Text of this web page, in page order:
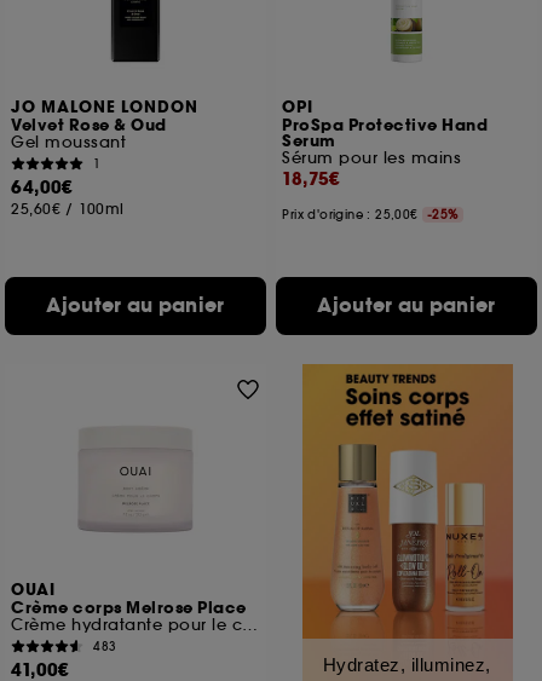
JO MALONE LONDON
Velvet Rose & Oud
Gel moussant
1
64,00€
25,60€ / 100ml
Ajouter au panier
OPI
ProSpa Protective Hand
Serum
Sérum pour les mains
18,75€
Prix d'origine : 25,00€ -25%
Ajouter au panier
OUAI
Crème corps Melrose Place
Crème hydratante pour le corps
483
41,00€
Hydratez, illuminez,